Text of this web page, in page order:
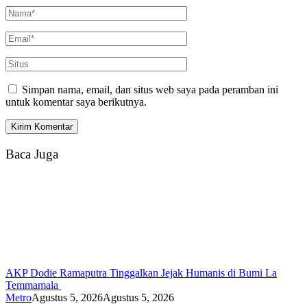
Simpan nama, email, dan situs web saya pada peramban ini
untuk komentar saya berikutnya.
Baca Juga
AKP Dodie Ramaputra Tinggalkan Jejak Humanis di Bumi La
Temmamala
MetroAgustus 5, 2026Agustus 5, 2026